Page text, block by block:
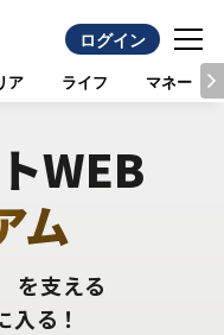
ログイン
ア ライフ マネー
WEB
ム
を支える
入る！